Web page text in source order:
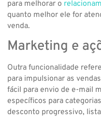
para melhorar o
quanto melhor ele for
venda.
Marketing e
Outra funcionalidade
para impulsionar as
fácil para envio de e-mail
específicos para
desconto progressivo,